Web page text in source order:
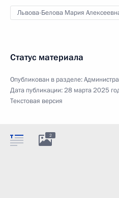
Львова-Белова Мария
Статус материала
Опубликован в разделе:
Дата публикации:28 марта 2025
Текстовая версия
2